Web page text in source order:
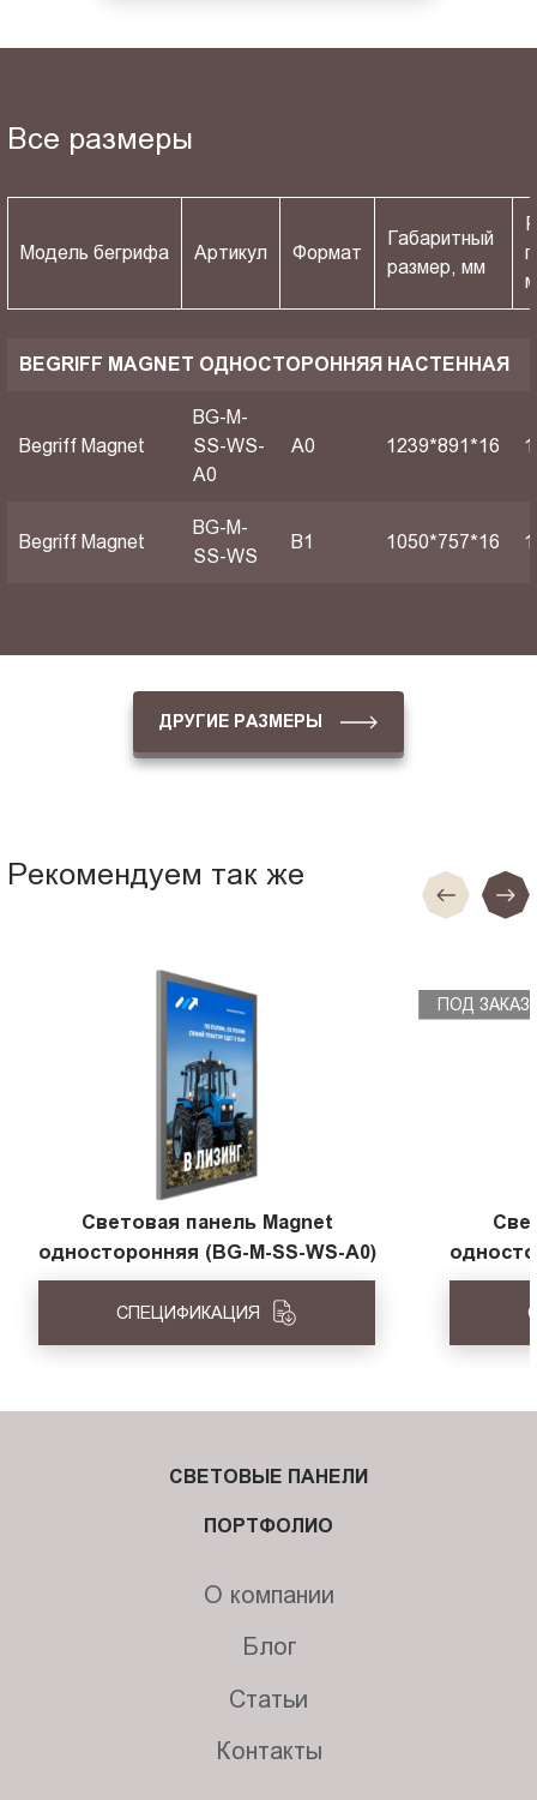
Все размеры
Модель бегрифа Артикул Формат
Габаритный
размер, мм
BEGRIFF MAGNET ОДНОСТОРОННЯЯ НАСТЕННАЯ
Begriff Magnet
BG-M-
SS-WS-
A0
A0 1239*891*16
Begriff Magnet
BG-M-
SS-WS
B1 1050*757*16
ДРУГИЕ РАЗМЕРЫ
Рекомендуем так же
Световая панель Magnet
односторонняя (BG-M-SS-WS-A0)
СПЕЦИФИКАЦИЯ
ПОД ЗАКАЗ
СВЕТОВЫЕ ПАНЕЛИ
ПОРТФОЛИО
О компании
Блог
Статьи
Контакты